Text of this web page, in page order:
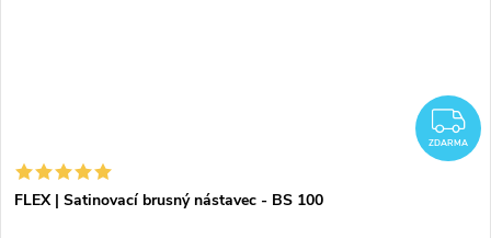
ZDARMA
FLEX | Satinovací brusný nástavec - BS 100